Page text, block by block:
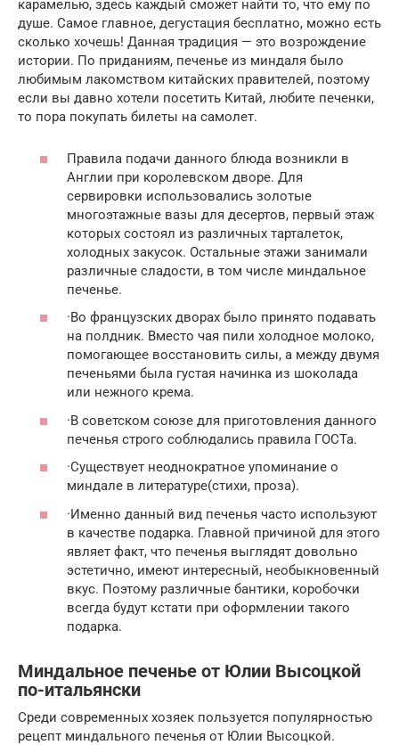
карамелью, здесь каждый сможет найти то, что ему по
душе. Самое главное, дегустация бесплатно, можно есть
сколько хочешь! Данная традиция — это возрождение
истории. По приданиям, печенье из миндаля было
любимым лакомством китайских правителей, поэтому
если вы давно хотели посетить Китай, любите печенки,
то пора покупать билеты на самолет.
Правила подачи данного блюда возникли в
Англии при королевском дворе. Для
сервировки использовались золотые
многоэтажные вазы для десертов, первый этаж
которых состоял из различных тарталеток,
холодных закусок. Остальные этажи занимали
различные сладости, в том числе миндальное
печенье.
·Во французских дворах было принято подавать
на полдник. Вместо чая пили холодное молоко,
помогающее восстановить силы, а между двумя
печеньями была густая начинка из шоколада
или нежного крема.
·В советском союзе для приготовления данного
печенья строго соблюдались правила ГОСТа.
·Существует неоднократное упоминание о
миндале в литературе(стихи, проза).
·Именно данный вид печенья часто используют
в качестве подарка. Главной причиной для этого
являет факт, что печенья выглядят довольно
эстетично, имеют интересный, необыкновенный
вкус. Поэтому различные бантики, коробочки
всегда будут кстати при оформлении такого
подарка.
Миндальное печенье от Юлии Высоцкой
по-итальянски
Среди современных хозяек пользуется популярностью
рецепт миндального печенья от Юлии Высоцкой.